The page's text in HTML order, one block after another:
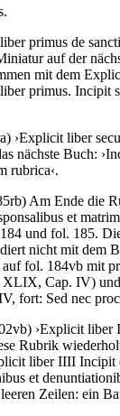
.
primus de
auf der
mit dem
primus. Incipit
›Explicit liber
nächste Buch: ›
rubrica‹.
Am Ende die
et
und fol. 185.
nicht mit dem
fol. 184vb mit
Cap. IV) und
fort: Sed nec
›Explicit liber
Rubrik
liber IIII Incipit
et
Zeilen: ein